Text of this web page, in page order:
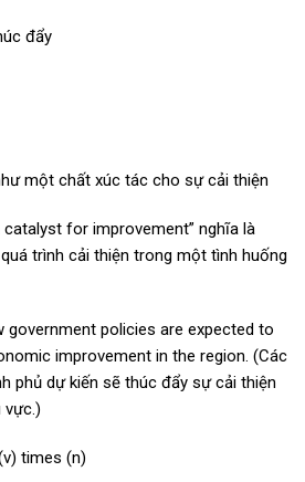
đẩy
một chất xúc tác cho sự cải thiện
catalyst for improvement” nghĩa là
trình cải thiện trong một tình huống
government policies are expected to
improvement in the region. (Các
phủ dự kiến sẽ thúc đẩy sự cải thiện
vực.)
times (n)